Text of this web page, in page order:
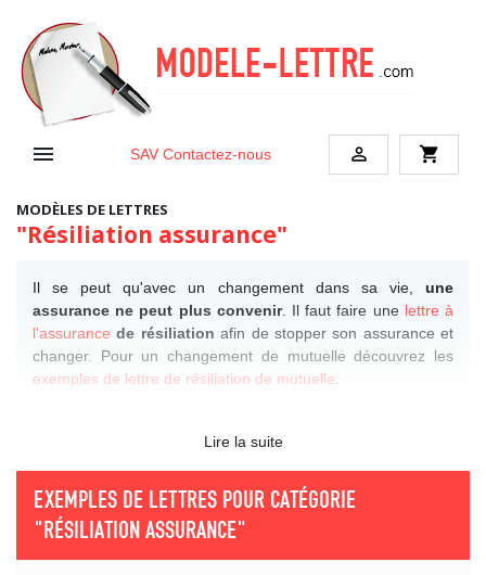
 SAV Contactez-nous  shopping_cart
MODÈLES DE LETTRES
"Résiliation assurance"
Il se peut qu'avec un changement dans sa vie, une
assurance ne peut plus convenir. Il faut faire une lettre à
l'assurance de résiliation afin de stopper son assurance et
changer. Pour un changement de mutuelle découvrez les
exemples de lettre de résiliation de mutuelle
Lire la suite
EXEMPLES DE LETTRES POUR CATÉGORIE
"RÉSILIATION ASSURANCE"